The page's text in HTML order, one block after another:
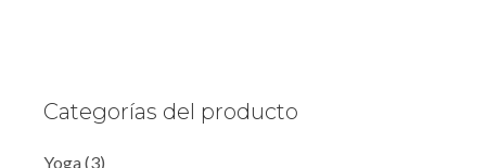
Categorías del producto
Yoga(3)